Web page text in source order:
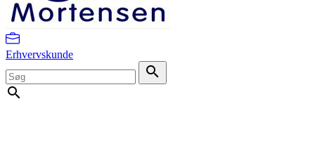
Erhvervskunde
search
search